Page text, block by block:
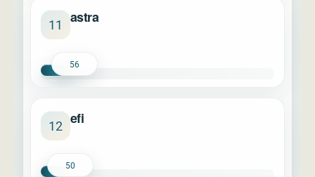
11 astra
56
12 efi
50